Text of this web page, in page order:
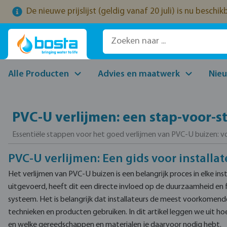
de hoofdinhoud
Ga naar de zoekopdracht
Ga naar de hoofdnavigatie
De nieuwe prijslijst (geldig vanaf 20 juli) is nu
Alle Producten Advies en maatwerk
PVC-U verlijmen: een stap-voor-
Essentiële stappen voor het goed verlijmen van PVC-U buizen:
PVC-U verlijmen: Een gids voor
Het verlijmen van PVC-U buizen is een belangrijk proces in elke
uitgevoerd, heeft dit een directe invloed op de duurzaamheid
systeem. Het is belangrijk dat installateurs de meest
technieken en producten gebruiken. In dit artikel leggen we uit
en welke gereedschappen en materialen je daarvoor nodig hebt.